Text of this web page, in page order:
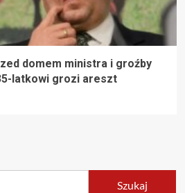
domem ministra i groźby
latkowi grozi areszt
Szukaj